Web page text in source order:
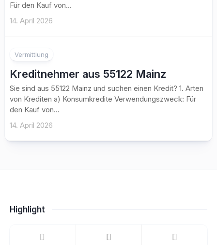
Für den Kauf von...
14. April 2026
Vermittlung
Kreditnehmer aus 55122 Mainz
Sie sind aus 55122 Mainz und suchen einen Kredit? 1. Arten
von Krediten a) Konsumkredite Verwendungszweck: Für
den Kauf von...
14. April 2026
Highlight